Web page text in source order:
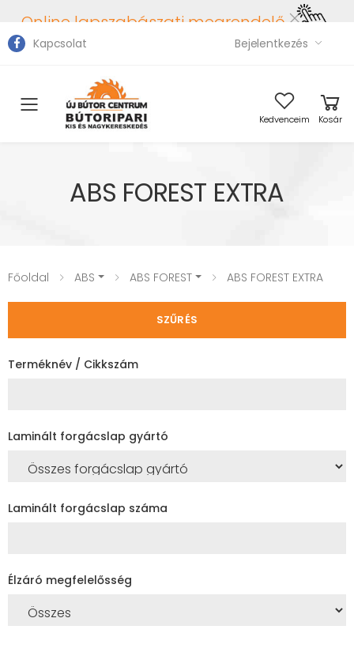
Online lapszabászati megrendelő
Kapcsolat Bejelentkezés
Toggle mobile menu Kedvenceim Kosár
ABS FOREST EXTRA
Főoldal ABS ABS FOREST ABS FOREST EXTRA
SZŰRÉS
Terméknév / Cikkszám
Laminált forgácslap gyártó
Laminált forgácslap száma
Élzáró megfelelősség